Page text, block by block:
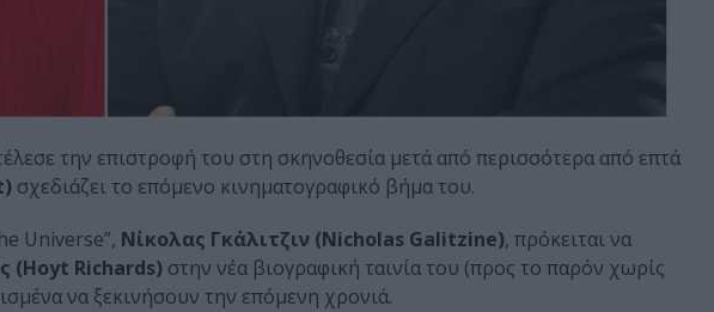
την επιστροφή του στη σκηνοθεσία μετά από περισσότερα από επτά
σχεδιάζει το επόμενο κινηματογραφικό βήμα του.
Universe”, Νίκολας Γκάλιτζιν (Nicholas Galitzine), πρόκειται να
(Hoyt Richards) στην νέα βιογραφική ταινία του (προς το παρόν χωρίς
να ξεκινήσουν την επόμενη χρονιά.